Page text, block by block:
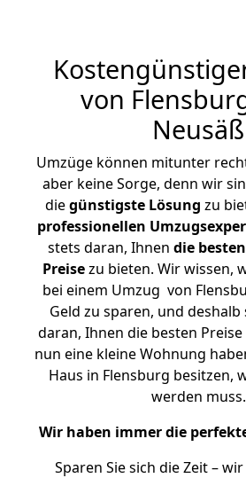
von
Neusäß
Umzüge können mitunter
aber keine Sorge, denn wir
diegünstigste Lösung zu
professionellen
stets daran, Ihnen die
Preisezu bieten. Wir wissen,
bei einem Umzug von
Geld zu sparen, und deshalb
daran, Ihnen die besten
nun eine kleine Wohnung
Haus in Flensburg besitzen,
werden muss.
Wir haben immer die
Sparen Sie sich die Zeit –